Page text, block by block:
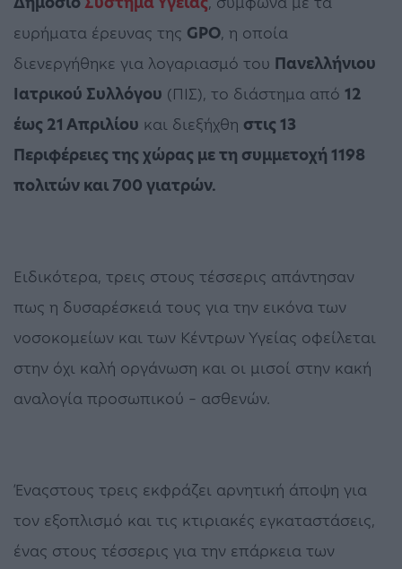
ευρήματα έρευνας της GPO, η οποία
διενεργήθηκε για λογαριασμό του Πανελλήνιου
Ιατρικού Συλλόγου (ΠΙΣ), το διάστημα από 12
έως 21 Απριλίου και διεξήχθη στις 13
Περιφέρειες της χώρας με τη συμμετοχή 1198
πολιτών και 700 γιατρών.
Ειδικότερα, τρεις στους τέσσερις απάντησαν
πως η δυσαρέσκειά τους για την εικόνα των
νοσοκομείων και των Κέντρων Υγείας οφείλεται
στην όχι καλή οργάνωση και οι μισοί στην κακή
αναλογία προσωπικού – ασθενών.
Έναςστους τρεις εκφράζει αρνητική άποψη για
τον εξοπλισμό και τις κτιριακές εγκαταστάσεις,
ένας στους τέσσερις για την επάρκεια των